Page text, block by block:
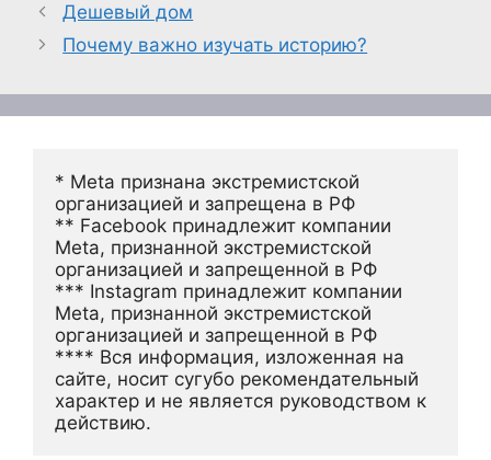
Дешевый дом
Почему важно изучать историю?
* Meta признана экстремистской
организацией и запрещена в РФ
** Facebook принадлежит компании
Meta, признанной экстремистской
организацией и запрещенной в РФ
*** Instagram принадлежит компании
Meta, признанной экстремистской
организацией и запрещенной в РФ
**** Вся информация, изложенная на
сайте, носит сугубо рекомендательный
характер и не является руководством к
действию.